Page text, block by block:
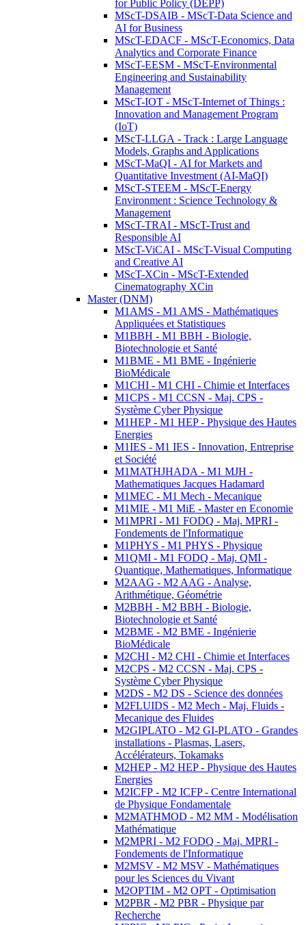
for Public Policy (DEPP)
MScT-DSAIB - MScT-Data Science and
AI for Business
MScT-EDACF - MScT-Economics, Data
Analytics and Corporate Finance
MScT-EESM - MScT-Environmental
Engineering and Sustainability
Management
MScT-IOT - MScT-Internet of Things :
Innovation and Management Program
(IoT)
MScT-LLGA - Track : Large Language
Models, Graphs and Applications
MScT-MaQI - AI for Markets and
Quantitative Investment (AI-MaQI)
MScT-STEEM - MScT-Energy
Environment : Science Technology &
Management
MScT-TRAI - MScT-Trust and
Responsible AI
MScT-ViCAI - MScT-Visual Computing
and Creative AI
MScT-XCin - MScT-Extended
Cinematography XCin
Master (DNM)
M1AMS - M1 AMS - Mathématiques
Appliquées et Statistiques
M1BBH - M1 BBH - Biologie,
Biotechnologie et Santé
M1BME - M1 BME - Ingénierie
BioMédicale
M1CHI - M1 CHI - Chimie et Interfaces
M1CPS - M1 CCSN - Maj. CPS -
Système Cyber Physique
M1HEP - M1 HEP - Physique des Hautes
Energies
M1IES - M1 IES - Innovation, Entreprise
et Société
M1MATHJHADA - M1 MJH -
Mathematiques Jacques Hadamard
M1MEC - M1 Mech - Mecanique
M1MIE - M1 MiE - Master en Economie
M1MPRI - M1 FODQ - Maj. MPRI -
Fondements de l'Informatique
M1PHYS - M1 PHYS - Physique
M1QMI - M1 FODQ - Maj. QMI -
Quantique, Mathematiques, Informatique
M2AAG - M2 AAG - Analyse,
Arithmétique, Géométrie
M2BBH - M2 BBH - Biologie,
Biotechnologie et Santé
M2BME - M2 BME - Ingénierie
BioMédicale
M2CHI - M2 CHI - Chimie et Interfaces
M2CPS - M2 CCSN - Maj. CPS -
Système Cyber Physique
M2DS - M2 DS - Science des données
M2FLUIDS - M2 Mech - Maj. Fluids -
Mecanique des Fluides
M2GIPLATO - M2 GI-PLATO - Grandes
installations - Plasmas, Lasers,
Accélérateurs, Tokamaks
M2HEP - M2 HEP - Physique des Hautes
Energies
M2ICFP - M2 ICFP - Centre International
de Physique Fondamentale
M2MATHMOD - M2 MM - Modélisation
Mathématique
M2MPRI - M2 FODQ - Maj. MPRI -
Fondements de l'Informatique
M2MSV - M2 MSV - Mathématiques
pour les Sciences du Vivant
M2OPTIM - M2 OPT - Optimisation
M2PBR - M2 PBR - Physique par
Recherche